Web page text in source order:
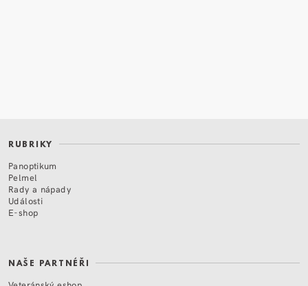
RUBRIKY
Panoptikum
Pelmel
Rady a nápady
Události
E-shop
NAŠE PARTNÉŘI